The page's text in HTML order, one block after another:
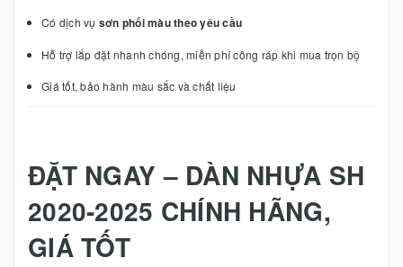
Có dịch vụ sơn phối màu theo yêu cầu
Hỗ trợ lắp đặt nhanh chóng, miễn phí công ráp khi mua trọn bộ
Giá tốt, bảo hành màu sắc và chất liệu
ĐẶT NGAY – DÀN NHỰA SH
2020-2025 CHÍNH HÃNG,
GIÁ TỐT